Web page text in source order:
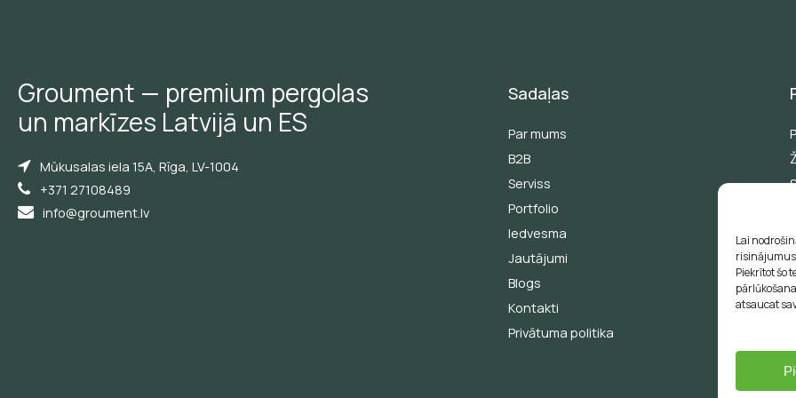
Lai
Piekrītot šo
atsaucat
Groument — premium pergolas
un markīzes Latvijā un ES
Mūkusalas iela 15A, Rīga, LV-1004
+371 27108489
info@groument.lv
Sadaļas
Par mums
B2B
Serviss
Portfolio
Iedvesma
Jautājumi
Blogs
Kontakti
Privātuma politika